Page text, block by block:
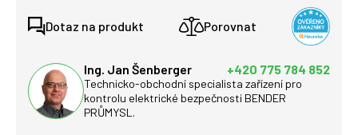
Dotaz na produkt Porovnat
Ing. Jan Šenberger +420 775 784 852
Technicko-obchodní specialista zařízení pro
kontrolu elektrické bezpečnosti BENDER
PRŮMYSL.